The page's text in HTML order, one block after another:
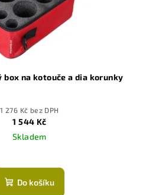
box na kotouče a dia korunky
1 276 Kč bez DPH
1 544 Kč
Skladem
hodnocení
produktu
Do košíku